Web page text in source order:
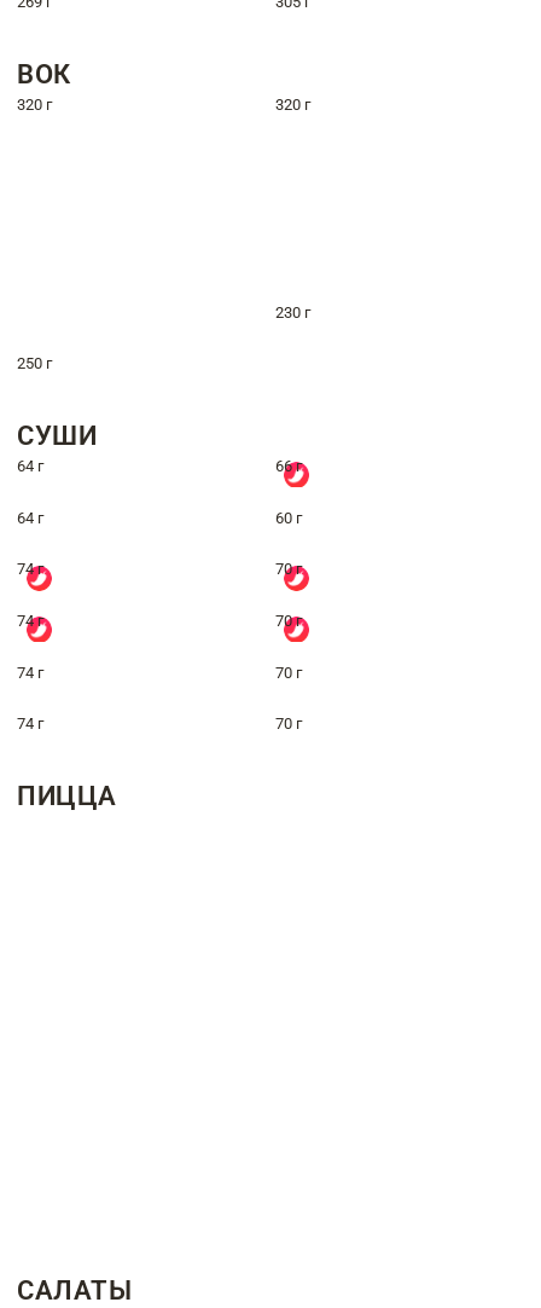
ВОК
320 г 320 г
230 г
250 г
СУШИ
64 г 66 г
64 г 60 г
74 г 70 г
74 г 70 г
74 г 70 г
74 г 70 г
ПИЦЦА
САЛАТЫ